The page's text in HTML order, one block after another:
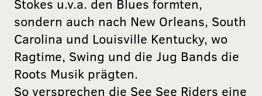
Stokes u.v.a. den Blues formten,
sondern auch nach New Orleans, South
Carolina und Louisville Kentucky, wo
Ragtime, Swing und die Jug Bands die
Roots Musik prägten.
So versprechen die See See Riders eine